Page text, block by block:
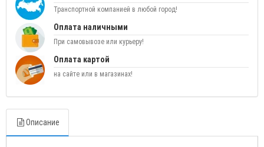
Транспортной компанией в любой город!
Оплата наличными
При самовывозе или курьеру!
Оплата картой
на сайте или в магазинах!
Описание